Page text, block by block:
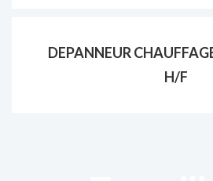
DEPANNEUR
H/F